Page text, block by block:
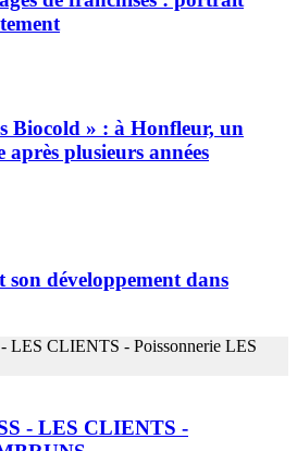
Biocold » : à Honfleur, un
plusieurs années
développement dans
- LES CLIENTS -